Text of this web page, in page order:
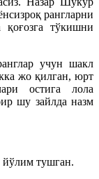
рангларни
тўкишни
учун шакл
жо қилган, юрт
остига лола
шу зайлда назм
йўлим тушган.